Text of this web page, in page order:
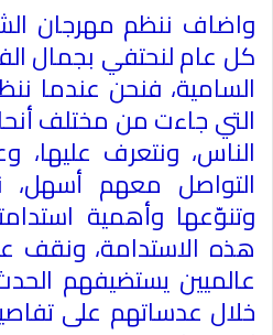
واضاف ننظم مهرجان
كل عام لنحتفي بجمال
السامية، فنحن عندما
التي جاءت من مختلف
الناس، ونتعرف عليها،
التواصل معهم أسهل،
وتنوّعها وأهمية
هذه الاستدامة، ونقف
عالميين يستضيفهم
خلال عدساتهم على